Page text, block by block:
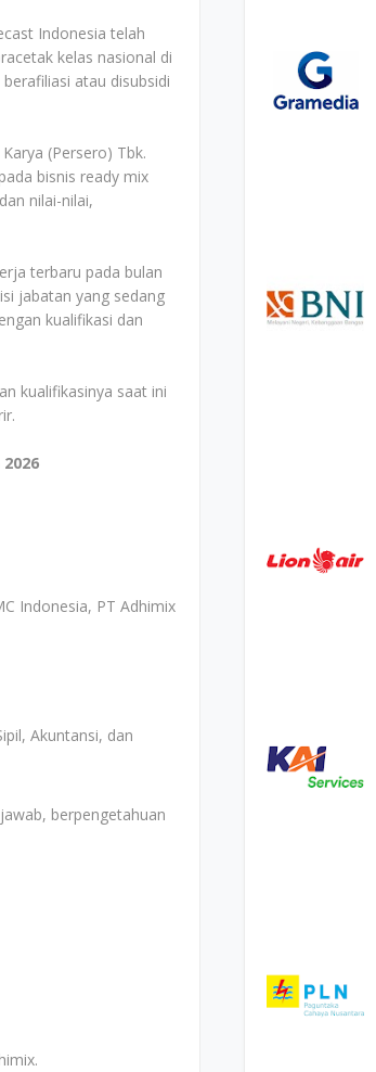
Indonesia telah
kelas nasional di
atau disubsidi
(Persero) Tbk.
bisnis ready mix
nilai-nilai,
terbaru pada bulan
jabatan yang sedang
kualifikasi dan
kualifikasinya saat ini
Indonesia, PT Adhimix
Akuntansi, dan
berpengetahuan